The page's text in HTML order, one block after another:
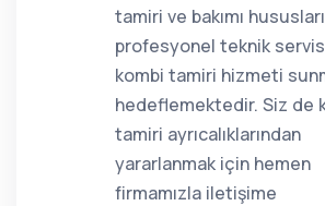
tamiri ve bakımı
profesyonel teknik
kombi tamiri hizmeti
hedeflemektedir. Siz de
tamiri ayrıcalıklarından
yararlanmak için hemen
firmamızla iletişime